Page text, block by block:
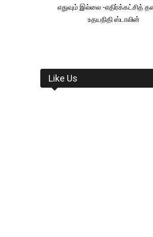
எதுவும் இல்லை -எதிர்க்கட்சித்
உதயநிதி ஸ்டாலின்
Like Us